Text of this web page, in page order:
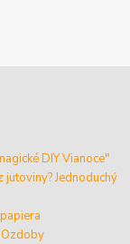
DIY Vianoce"
Jednoduchý